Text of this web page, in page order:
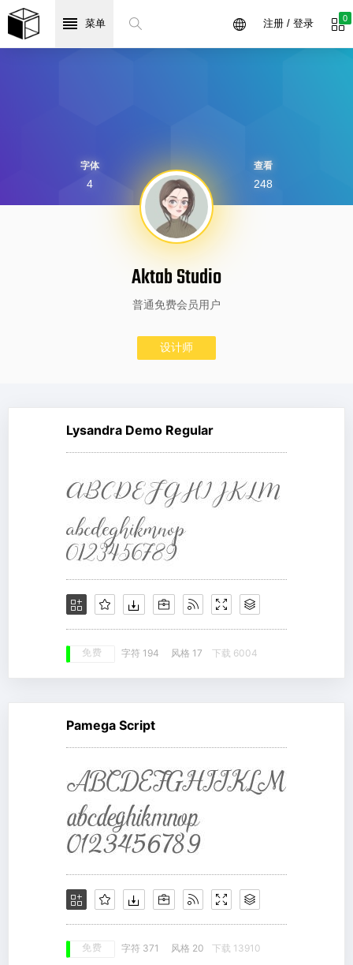
菜单 0
注册 / 登录
字体
4
查看
248
Aktab Studio
普通免费会员用户
设计师
Lysandra Demo Regular
免费 字符 194 风格 17 下载 6004
Pamega Script
免费 字符 371 风格 20 下载 13910